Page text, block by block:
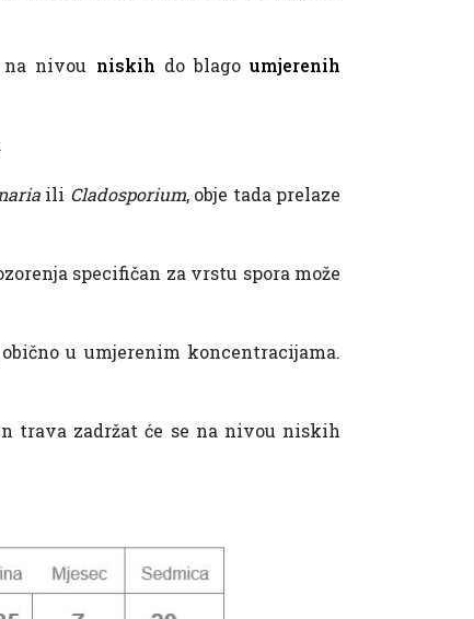
nivou niskih do blagoumjerenih
ili Cladosporium, obje tada prelaze
specifičan za vrstu spora može
u umjerenim koncentracijama.
trava zadržat će se na nivou niskih